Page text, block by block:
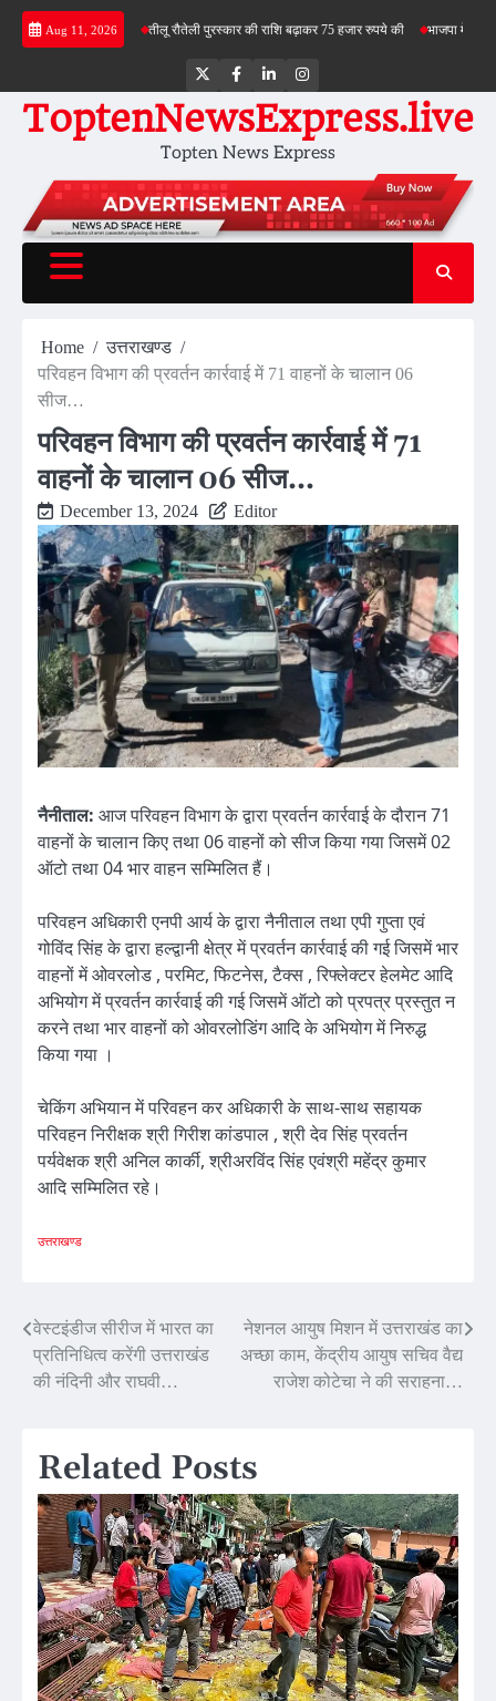
Skip
Aug 11, 2026
का प्रतीक तीलू रौतेली पुरस्कार की राशि बढ़ाकर 75 हजार रुपये की भाजपा में सैकड़ों पूर्व
TwitterFacebookLinkedInInstagram
ToptenNewsExpress.live
Topten News Express
Home
उत्तराखण्ड
परिवहन विभाग की प्रवर्तन कार्रवाई में 71 वाहनों के चालान 06
सीज…
परिवहन विभाग की प्रवर्तन कार्रवाई में 71
वाहनों के चालान 06 सीज…
December 13, 2024 Editor
नैनीताल: आज परिवहन विभाग के द्वारा प्रवर्तन कार्रवाई के दौरान 71
वाहनों के चालान किए तथा 06 वाहनों को सीज किया गया जिसमें 02
ऑटो तथा 04 भार वाहन सम्मिलित हैं।
परिवहन अधिकारी एनपी आर्य के द्वारा नैनीताल तथा एपी गुप्ता एवं
गोविंद सिंह के द्वारा हल्द्वानी क्षेत्र में प्रवर्तन कार्रवाई की गई जिसमें भार
वाहनों में ओवरलोड , परमिट, फिटनेस, टैक्स , रिफ्लेक्टर हेलमेट आदि
अभियोग में प्रवर्तन कार्रवाई की गई जिसमें ऑटो को प्रपत्र प्रस्तुत न
करने तथा भार वाहनों को ओवरलोडिंग आदि के अभियोग में निरुद्ध
किया गया ।
चेकिंग अभियान में परिवहन कर अधिकारी के साथ-साथ सहायक
परिवहन निरीक्षक श्री गिरीश कांडपाल , श्री देव सिंह प्रवर्तन
पर्यवेक्षक श्री अनिल कार्की, श्रीअरविंद सिंह एवंश्री महेंद्र कुमार
आदि सम्मिलित रहे।
उत्तराखण्ड
Post
navigation
वेस्टइंडीज सीरीज में भारत का
प्रतिनिधित्व करेंगी उत्तराखंड
की नंदिनी और राघवी…
नेशनल आयुष मिशन में उत्तराखंड का
अच्छा काम, केंद्रीय आयुष सचिव वैद्य
राजेश कोटेचा ने की सराहना…
Related Posts